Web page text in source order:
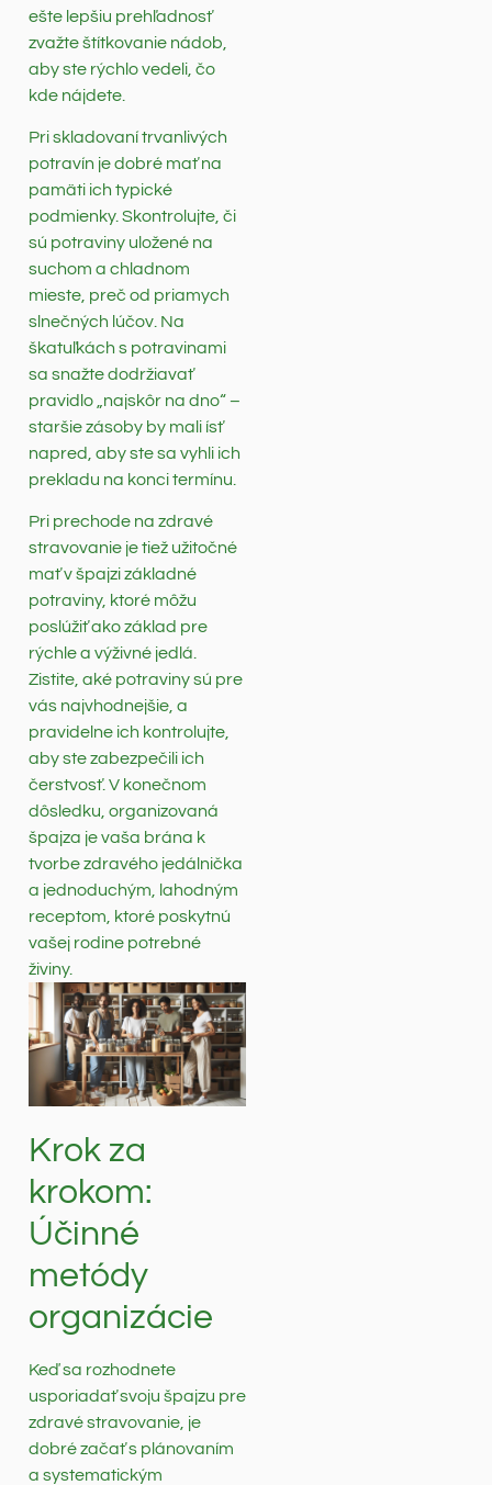
ešte lepšiu prehľadnosť
zvažte štítkovanie nádob,
aby ste rýchlo vedeli, čo
kde nájdete.
Pri skladovaní trvanlivých
potravín je dobré mať na
pamäti ich typické
podmienky. Skontrolujte, či
sú potraviny uložené na
suchom a chladnom
mieste, preč od priamych
slnečných lúčov. Na
škatuľkách s potravinami
sa snažte dodržiavať
pravidlo „najskôr na dno“ –
staršie zásoby by mali ísť
napred, aby ste sa vyhli ich
prekladu na konci termínu.
Pri prechode na zdravé
stravovanie je tiež užitočné
mať v špajzi základné
potraviny, ktoré môžu
poslúžiť ako základ pre
rýchle a výživné jedlá.
Zistite, aké potraviny sú pre
vás najvhodnejšie, a
pravidelne ich kontrolujte,
aby ste zabezpečili ich
čerstvosť. V konečnom
dôsledku, organizovaná
špajza je vaša brána k
tvorbe zdravého jedálnička
a jednoduchým, lahodným
receptom, ktoré poskytnú
vašej rodine potrebné
živiny.
Krok za
krokom:
Účinné
metódy
organizácie
Keď sa rozhodnete
usporiadať svoju špajzu pre
zdravé stravovanie, je
dobré začať s plánovaním
a systematickým